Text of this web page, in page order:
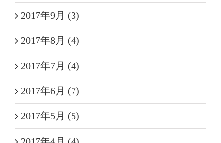
2017年9月 (3)
2017年8月 (4)
2017年7月 (4)
2017年6月 (7)
2017年5月 (5)